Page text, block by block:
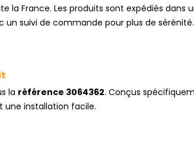
la France. Les produits sont expédiés dans
un suivi de commande pour plus de sérénité.
la référence 3064362. Conçus
installation facile.